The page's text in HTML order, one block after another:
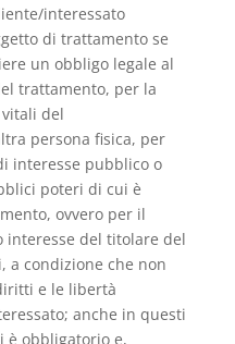
interessato
di trattamento se
un obbligo legale al
trattamento, per la
del
persona fisica, per
interesse pubblico o
poteri di cui è
ovvero per il
interesse del titolare del
a condizione che non
e le libertà
anche in questi
è obbligatorio e,